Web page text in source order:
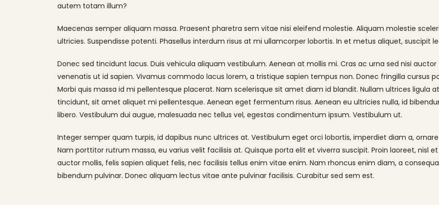
autem totam illum?
Maecenas semper aliquam massa. Praesent pharetra sem vitae nisi eleifend molestie. Aliquam molestie
ultricies. Suspendisse potenti. Phasellus interdum risus at mi ullamcorper lobortis. In et metus aliquet, suscipit
Donec sed tincidunt lacus. Duis vehicula aliquam vestibulum. Aenean at mollis mi. Cras ac urna sed nisi auctor
venenatis ut id sapien. Vivamus commodo lacus lorem, a tristique sapien tempus non. Donec fringilla cursus
Morbi quis massa id mi pellentesque placerat. Nam scelerisque sit amet diam id blandit. Nullam ultrices ligula
tincidunt, sit amet aliquet mi pellentesque. Aenean eget fermentum risus. Aenean eu ultricies nulla, id
libero. Vestibulum dui augue, malesuada nec tellus vel, egestas condimentum ipsum. Vestibulum ut.
Integer semper quam turpis, id dapibus nunc ultrices at. Vestibulum eget orci lobortis, imperdiet diam a,
Nam porttitor rutrum massa, eu varius velit facilisis at. Quisque porta elit et viverra suscipit. Proin laoreet, nisl et
auctor mollis, felis sapien aliquet felis, nec facilisis tellus enim vitae enim. Nam rhoncus enim diam, a
bibendum pulvinar. Donec aliquam lectus vitae ante pulvinar facilisis. Curabitur sed sem est.